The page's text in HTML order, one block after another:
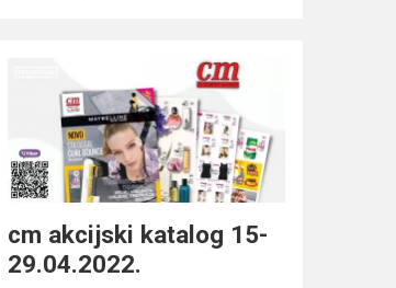
cm akcijski katalog 15-
29.04.2022.